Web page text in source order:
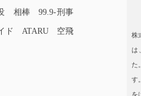
相棒 99.9-刑事
ド ATARU 空飛
日本タレント名鑑
株
は
た
す
を